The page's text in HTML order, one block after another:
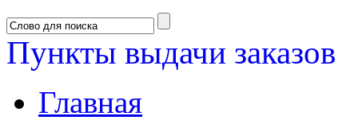
Пункты выдачи заказов
Главная